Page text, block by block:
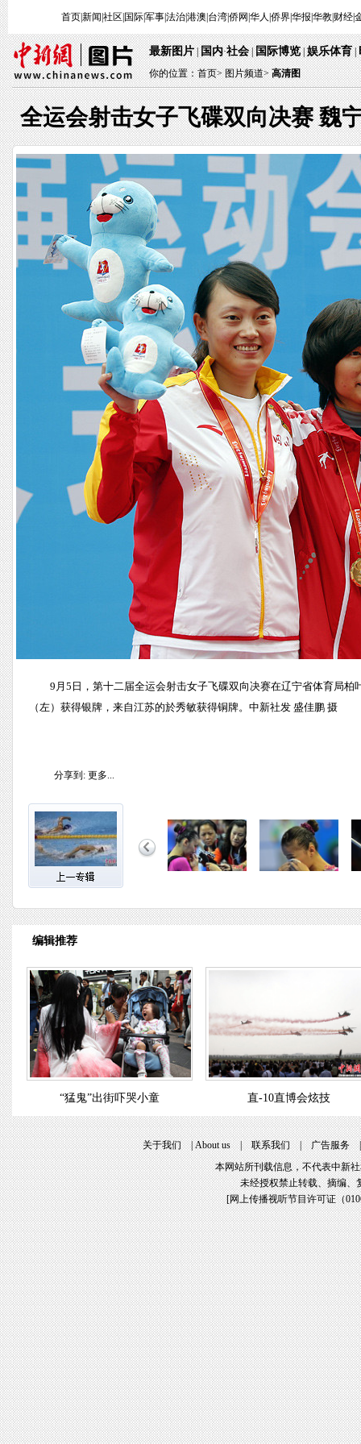
首页|新闻 社区 国际|军事|法治|港澳 台湾|侨网 华人 侨界|华报 华教| 财经|
最新图片|国内·社会|国际博览|娱乐体育|
你的位置：首页>图片频道> 高清图
全运会射击女子飞碟双向决赛 魏
9月5日，第十二届全运会射击女子飞碟双向决赛在辽宁省体育局
（左）获得银牌，来自江苏的於秀敏获得铜牌。中新社发 盛佳鹏 摄
分享到: 更多...
编辑推荐
“猛鬼”出街吓哭小童 直-10直博会炫技
关于我们|About us|联系我们|广告服务
本网站所刊载信息，不代表中新
未经授权禁止转载、摘编、
[网上传播视听节目许可证（